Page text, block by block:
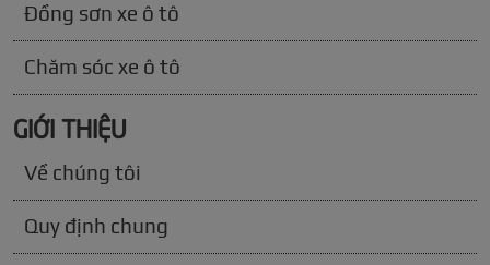
Đồng sơn xe ô tô
Chăm sóc xe ô tô
GIỚI THIỆU
Về chúng tôi
Quy định chung